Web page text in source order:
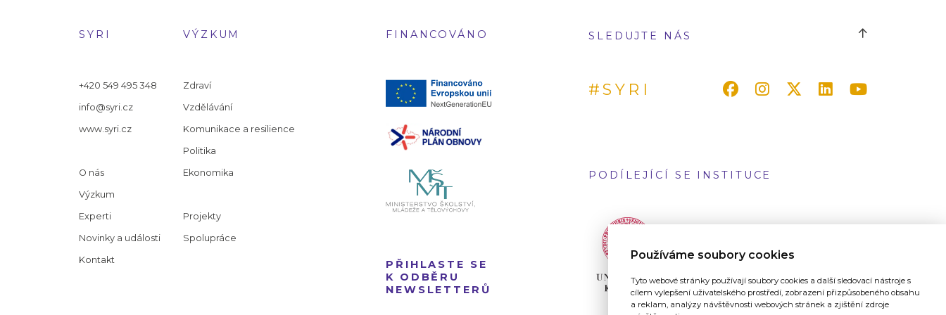
Používáme soubory cookies
Tyto webové stránky používají soubory cookies a další sledovací nástroje s
cílem vylepšení uživatelského prostředí, zobrazení přizpůsobeného obsahu
a reklam, analýzy návštěvnosti webových stránek a zjištění zdroje
SYRI
+420 549 495 348
info@syri.cz
www.syri.cz
O nás
Výzkum
Experti
Novinky a události
Kontakt
VÝZKUM
Zdraví
Vzdělávání
Komunikace a resilience
Politika
Ekonomika
Projekty
Spolupráce
FINANCOVÁNO
PŘIHLASTE SE
K ODBĚRU
NEWSLETTERŮ
SLEDUJTE NÁS
#SYRI
PODÍLEJÍCÍ SE INSTITUCE